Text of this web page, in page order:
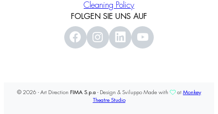
Cleaning Policy
FOLGEN SIE UNS AUF
© 2026 - Art Direction FIMA S.p.a - Design & Sviluppo Made with at Monkey
Theatre Studio